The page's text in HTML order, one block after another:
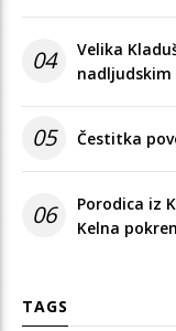
04
Velika
05 Čestitka
06
Porodica iz
Kelna
TAGS